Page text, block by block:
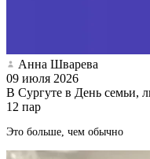
Анна Шварева
09 июля 2026
В Сургуте в День семьи,
12 пар
Это больше, чем обычно